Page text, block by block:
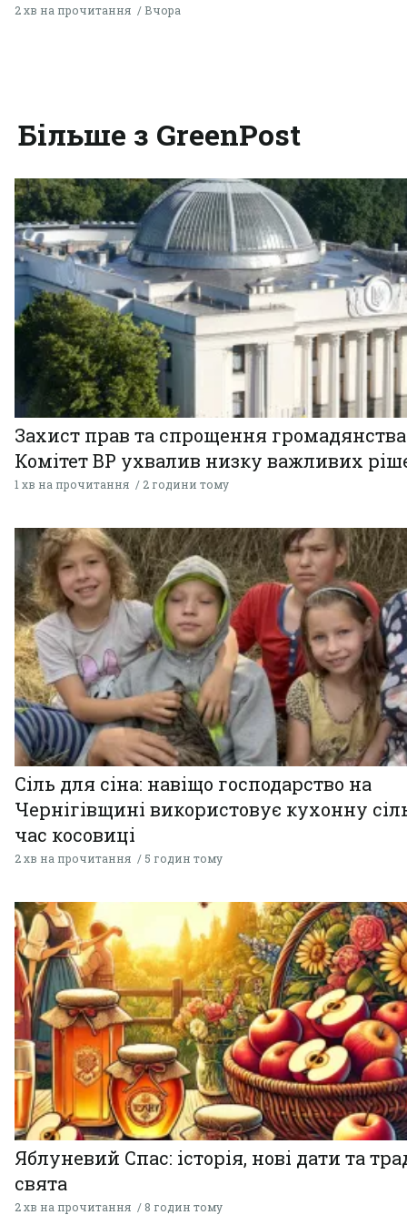
2 хв на прочитання Вчора
Більше з GreenPost
Захист прав та спрощення
Комітет ВР ухвалив низку важливих
1 хв на прочитання 2 години тому
Сіль для сіна: навіщо господарство на
Чернігівщині використовує кухонну
час косовиці
2 хв на прочитання 5 годин тому
Яблуневий Спас: історія, нові дати та
свята
2 хв на прочитання 8 годин тому